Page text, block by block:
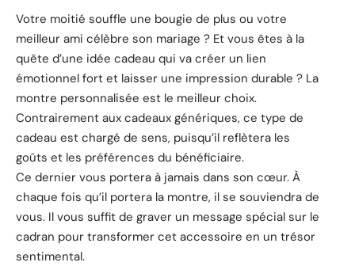
Votre moitié souffle une bougie de plus ou votre
meilleur ami célèbre son mariage ? Et vous êtes à la
quête d’une idée cadeau qui va créer un lien
émotionnel fort et laisser une impression durable ? La
montre personnalisée est le meilleur choix.
Contrairement aux cadeaux génériques, ce type de
cadeau est chargé de sens, puisqu’il reflètera les
goûts et les préférences du bénéficiaire.
Ce dernier vous portera à jamais dans son cœur. À
chaque fois qu’il portera la montre, il se souviendra de
vous. Il vous suffit de graver un message spécial sur le
cadran pour transformer cet accessoire en un trésor
sentimental.